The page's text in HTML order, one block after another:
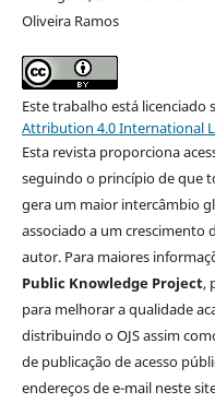
Oliveira Ramos
Este trabalho está licenciado
Attribution 4.0 International
Esta revista proporciona
seguindo o princípio de que
gera um maior intercâmbio
associado a um crescimento
autor. Para maiores
Public Knowledge Project,
para melhorar a qualidade
distribuindo o OJS assim
de publicação de acesso
endereços de e-mail neste